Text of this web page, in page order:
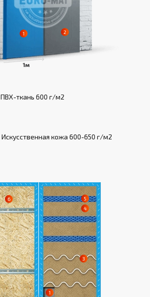
ПВХ-ткань 600 г/м2
Искусcтвенная кожа 600-650 г/м2